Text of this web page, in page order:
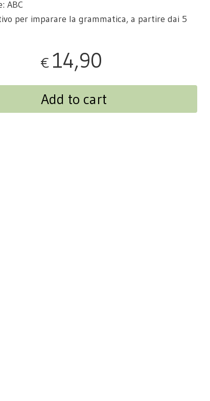
ABC
per imparare la grammatica, a partire dai 5
€ 14,90
Add to cart